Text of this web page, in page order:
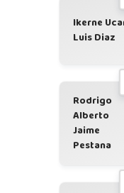
Ikerne
Luis Diaz
Rodrigo
Alberto
Jaime
Pestana